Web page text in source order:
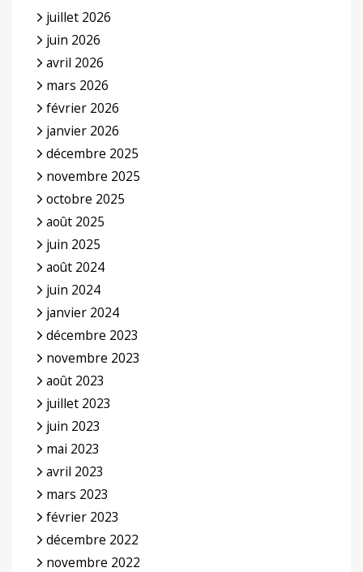
juillet 2026
juin 2026
avril 2026
mars 2026
février 2026
janvier 2026
décembre 2025
novembre 2025
octobre 2025
août 2025
juin 2025
août 2024
juin 2024
janvier 2024
décembre 2023
novembre 2023
août 2023
juillet 2023
juin 2023
mai 2023
avril 2023
mars 2023
février 2023
décembre 2022
novembre 2022